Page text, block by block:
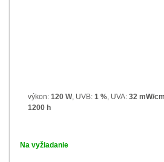
výkon: 120 W, UVB: 1 %, UVA: 32 mW/
1200 h
Na vyžiadanie